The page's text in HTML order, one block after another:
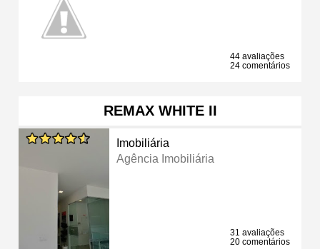
44 avaliações
24 comentários
REMAX WHITE II
Imobiliária
Agência Imobiliária
31 avaliações
20 comentários